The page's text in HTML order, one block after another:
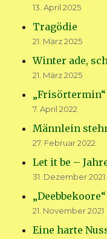
13. April 2025
Tragödie
21. März 2025
Winter ade,
21. März 2025
„Frisörtermin“
7. April 2022
Männlein
27. Februar 2022
Let it be –
31. Dezember 2021
„Deebbekoore“
21. November 2021
Eine harte